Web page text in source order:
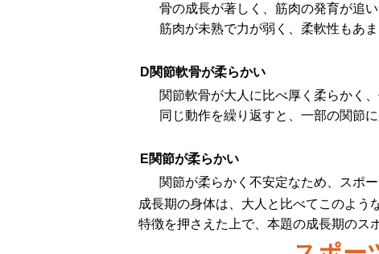
骨の成長が著しく、筋肉の発育が追
筋肉が未熟で力が弱く、柔軟性もあ
D関節軟骨が柔らかい
関節軟骨が大人に比べ厚く柔らかく、
同じ動作を繰り返すと、一部の関節
E関節が柔らかい
関節が柔らかく不安定なため、スポ
成長期の身体は、大人と比べてこのよう
特徴を押さえた上で、本題の成長期のス